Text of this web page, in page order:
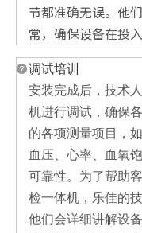
节都准确无误。他
常，确保设备在投
调试培训
安装完成后，技术
机进行调试，确保
的各项测量项目，
血压、心率、血氧
可靠性。为了帮助
检一体机，乐佳的
他们会详细讲解设